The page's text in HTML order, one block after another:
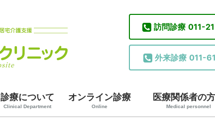
訪問診療 011-
外来診療 011-
診療について
Clinical Department
オンライン診療
Online
医療関係者の
Medical personnel